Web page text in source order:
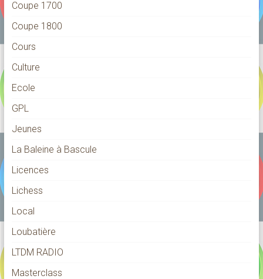
Coupe 1700
Coupe 1800
Cours
Culture
Ecole
GPL
Jeunes
La Baleine à Bascule
Licences
Lichess
Local
Loubatière
LTDM RADIO
Masterclass